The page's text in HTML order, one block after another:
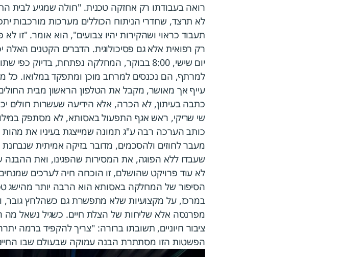
רואה בעבודתו רק אחזקה טכנית. "חולה שמגיע לבית
לא תרצד, שחדרי הניתוח הכוללים מערכות מורכבות
תעבוד כראוי ושהקירות יהיו צבועים", הוא אומר. "זו
רק רפואית אלא גם פסיכולוגית. הדברים הקטנים האלה
יום שישי, 8:00 בבוקר, המחלקה נפתחת,
למרתף, הם נכנסים למרחב מוכן ומתפקד במלואו. כל
עייף אך מאושר, מקבל את הטלפון הראשון מבית
כתבה בעיתון, לא הכרה, אלא הידיעה שעשרות חולים
שי שריקי, ראש אגף התפעול באסותא, לא מסתפק
כותב הערכה רבה ע"ג תמונה שמייצגת בעיניו את
מעבר לחוזים ולהסכמים, מדובר בזיקה אמיתית
שעבדו ללא הפוגה, את המסירות שהפגינו, ואת
לא עוד פרויקט שהושלם, זו הוכחה חיה לערכים
הסיפור של המחלקה באסותא הוא הרבה יותר מהישג
במרכז, על מקצועיות שלא מתפשרת גם כשהלחץ גובר,
מפרנסה אלא שליחות של הצלת חיים. כשגיל נשאל
ציבור חיוניים, תשובתו ברורה: "צריך להקפיד ברמה
הפשטות הזו מסתתרת הבנה עמוקה שבעולם שבו